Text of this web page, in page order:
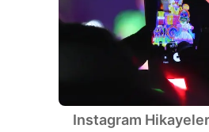
Instagram